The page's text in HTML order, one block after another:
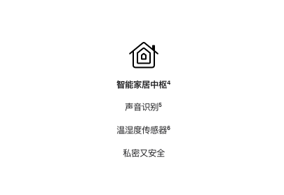
智能家居中枢脚
⁴
声音识别脚
⁵
温湿度传感器脚
⁶
私密又安全